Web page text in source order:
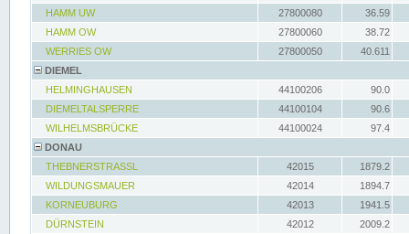
HAMM UW
27800080
36.59
HAMM OW
27800060
38.72
WERRIES OW
27800050
40.611
DIEMEL
HELMINGHAUSEN
44100206
90.0
DIEMELTALSPERRE
44100104
90.6
WILHELMSBRÜCKE
44100024
97.4
DONAU
THEBNERSTRASSL
42015
1879.2
WILDUNGSMAUER
42014
1894.7
KORNEUBURG
42013
1941.5
DÜRNSTEIN
42012
2009.2